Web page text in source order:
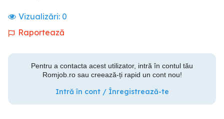
Vizualizări: 0
Raportează
Pentru a contacta acest utilizator, intră în contul tău
Romjob.ro sau creează-ți rapid un cont nou!
Intră în cont / Înregistrează-te